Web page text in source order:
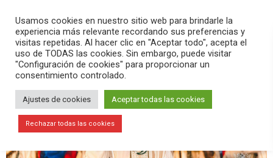
search menu pause PLAY
Usamos cookies en nuestro sitio web para brindarle la
experiencia más relevante recordando sus preferencias y
visitas repetidas. Al hacer clic en "Aceptar todo", acepta el
uso de TODAS las cookies. Sin embargo, puede visitar
"Configuración de cookies" para proporcionar un
consentimiento controlado.
Ajustes de cookies Aceptar todas las cookies
Rechazar todas las cookies